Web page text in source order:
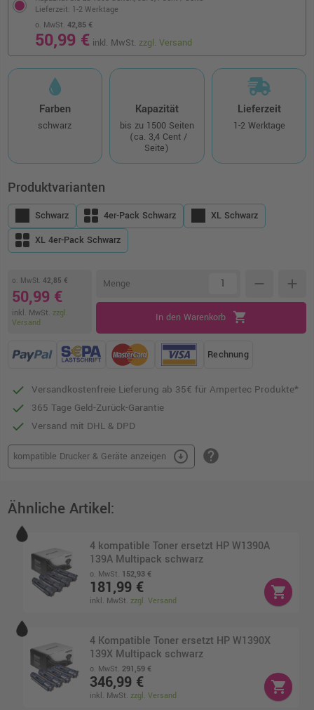
o. MwSt.42,85 €
50,99 € inkl. MwSt.zzgl. Versand
Lieferzeit: 1-2 Werktage
Farben
schwarz
Kapazität
bis zu 1500 Seiten
(ca. 3,4 Cent /
Seite)
Lieferzeit
1-2 Werktage
Produktvarianten
Schwarz 4er-Pack Schwarz
XL Schwarz
XL 4er-Pack Schwarz
o. MwSt. 42,85 €
50,99 €
inkl. MwSt. zzgl.
Versand
Menge remove add
In den Warenkorb shopping_cart
Rechnung
Versandkostenfreie Lieferung ab 35€ für Ampertec Produkte*
365 Tage Geld-Zurück-Garantie
Versand mit DHL & DPD
kompatible Drucker & Geräte anzeigen arrow_circle_down help
Ähnliche Artikel:
4 kompatible Toner ersetzt HP W1390A
139A Multipack schwarz
o. MwSt. 152,93 €
181,99 €
inkl. MwSt.zzgl. Versand
shopping_cart
4 Kompatible Toner ersetzt HP W1390X
139X Multipack schwarz
o. MwSt. 291,59 €
346,99 €
inkl. MwSt.zzgl. Versand
shopping_cart